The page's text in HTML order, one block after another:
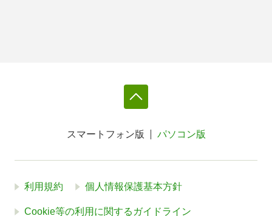
スマートフォン版 パソコン版
利用規約 個人情報保護基本方針
Cookie等の利用に関するガイドライン